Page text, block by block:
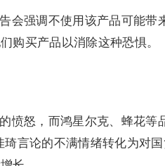
会强调不使用该产品可能带
购买产品以消除这种恐惧。
愤怒，而鸿星尔克、蜂花等
言论的不满情绪转化为对